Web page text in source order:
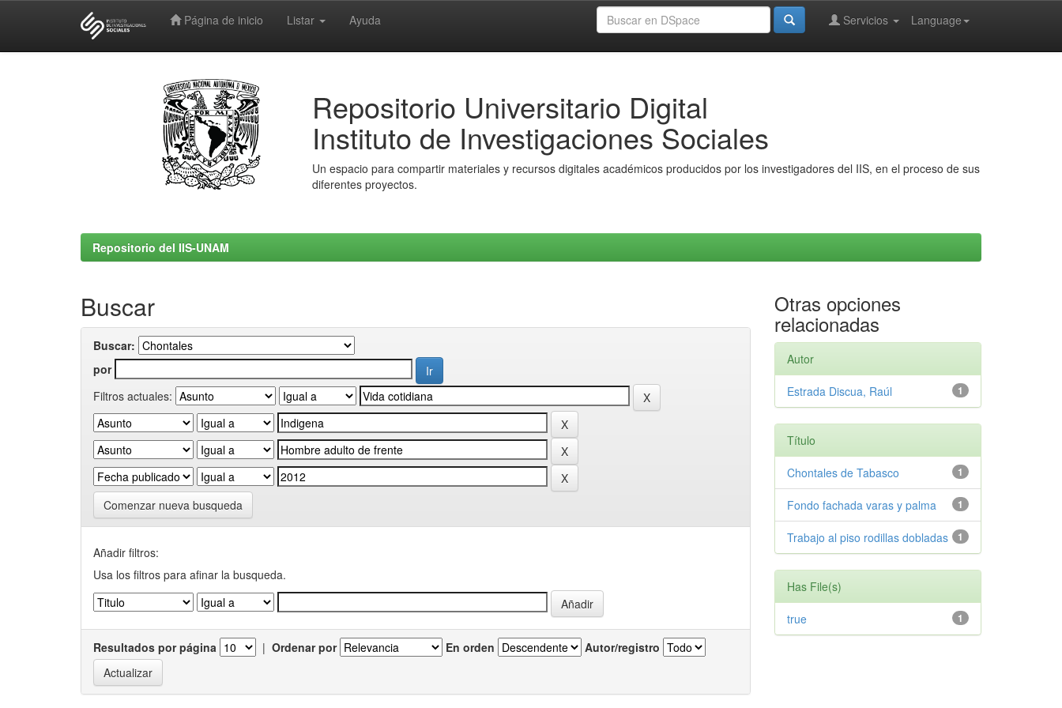
Página de inicio Listar Ayuda Language
Servicios
Repositorio Universitario Digital
Instituto de Investigaciones Sociales
Un espacio para compartir materiales y recursos digitales académicos producidos por los investigadores del IIS, en el proceso de sus
diferentes proyectos.
Repositorio del IIS-UNAM
Buscar
Buscar:
por
Filtros actuales:
Comenzar nueva busqueda
Añadir filtros:
Usa los filtros para afinar la busqueda.
Resultados por página | Ordenar por En orden Autor/registro
Otras opciones
relacionadas
Autor
1
Estrada Discua, Raúl
Título
1
Chontales de Tabasco
1
Fondo fachada varas y palma
1
Trabajo al piso rodillas dobladas
Has File(s)
1
true